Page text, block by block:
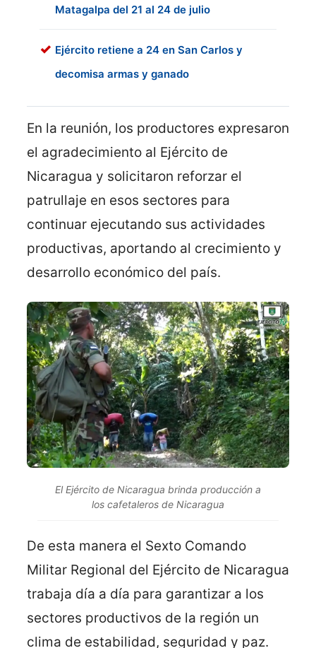
Matagalpa del 21 al 24 de julio
Ejército retiene a 24 en San Carlos y
decomisa armas y ganado
En la reunión, los productores expresaron
el agradecimiento al Ejército de
Nicaragua y solicitaron reforzar el
patrullaje en esos sectores para
continuar ejecutando sus actividades
productivas, aportando al crecimiento y
desarrollo económico del país.
El Ejército de Nicaragua brinda producción a
los cafetaleros de Nicaragua
De esta manera el Sexto Comando
Militar Regional del Ejército de Nicaragua
trabaja día a día para garantizar a los
sectores productivos de la región un
clima de estabilidad, seguridad y paz.